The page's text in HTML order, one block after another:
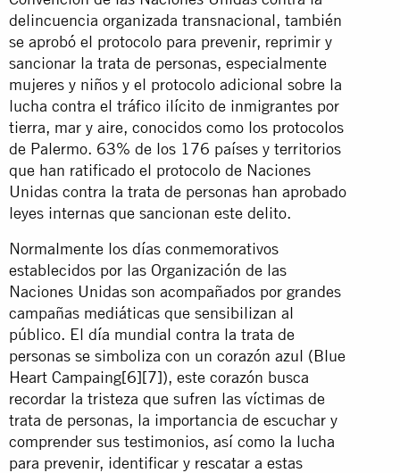
delincuencia organizada transnacional, también
se aprobó el protocolo para prevenir, reprimir y
sancionar la trata de personas, especialmente
mujeres y niños y el protocolo adicional sobre la
lucha contra el tráfico ilícito de inmigrantes por
tierra, mar y aire, conocidos como los protocolos
de Palermo. 63% de los 176 países y territorios
que han ratificado el protocolo de Naciones
Unidas contra la trata de personas han aprobado
leyes internas que sancionan este delito.
Normalmente los días conmemorativos
establecidos por las Organización de las
Naciones Unidas son acompañados por grandes
campañas mediáticas que sensibilizan al
público. El día mundial contra la trata de
personas se simboliza con un corazón azul (Blue
Heart Campaing[6][7]), este corazón busca
recordar la tristeza que sufren las víctimas de
trata de personas, la importancia de escuchar y
comprender sus testimonios, así como la lucha
para prevenir, identificar y rescatar a estas